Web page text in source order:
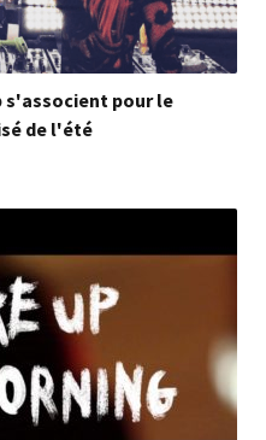
s'associent pour le
de l'été